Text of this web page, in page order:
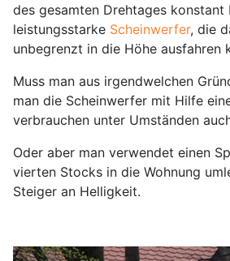
des gesamten Drehtages
leistungsstarke Scheinwerfer, die
unbegrenzt in die Höhe ausfahren
Muss man aus irgendwelchen
man die Scheinwerfer mit Hilfe
verbrauchen unter Umständen
Oder aber man verwendet einen
vierten Stocks in die Wohnung
Steiger an Helligkeit.